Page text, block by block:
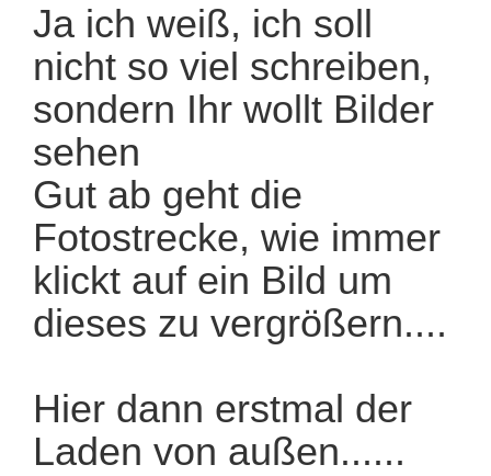
Ja ich weiß, ich soll
nicht so viel schreiben,
sondern Ihr wollt Bilder
sehen
Gut ab geht die
Fotostrecke, wie immer
klickt auf ein Bild um
dieses zu vergrößern....
Hier dann erstmal der
Laden von außen......